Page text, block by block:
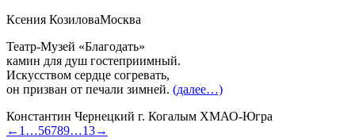
Ксения КозиловаМосква
Театр-Музей «Благодать»
камин для душ гостеприимный.
Искусством сердце согревать,
он призван от печали зимней. (далее…)
Константин Чернецкий г. Когалым ХМАО-Югра
← 1 …56789…13→